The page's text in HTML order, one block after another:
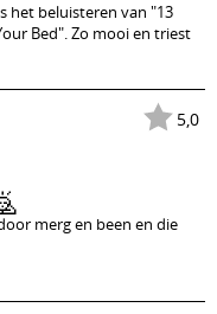
het beluisteren van "13
Bed". Zo mooi en triest
5,0
merg en been en die